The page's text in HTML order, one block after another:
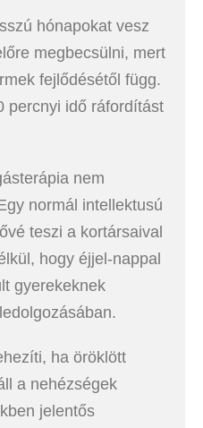
hónapokat vesz
megbecsülni, mert
fejlődésétől függ.
percnyi idő ráfordítást
nem
normál intellektusú
teszi a kortársaival
hogy éjjel-nappal
gyerekeknek
ha öröklött
a nehézségek
jelentős